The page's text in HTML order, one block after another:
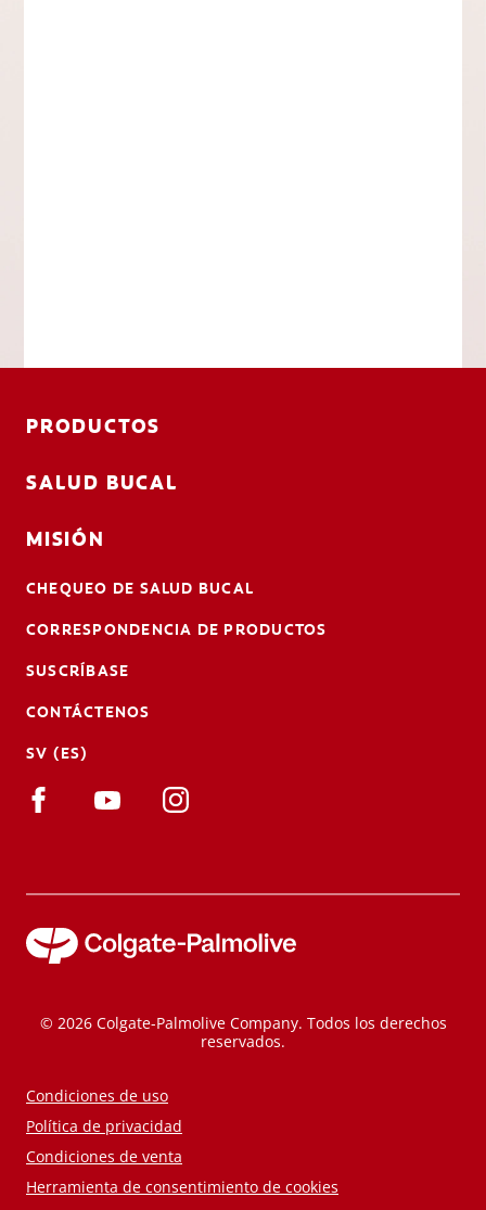
PRODUCTOS
SALUD BUCAL
MISIÓN
CHEQUEO DE SALUD BUCAL
CORRESPONDENCIA DE PRODUCTOS
SUSCRÍBASE
CONTÁCTENOS
SV (ES)
© 2026 Colgate-Palmolive Company. Todos los derechos
reservados.
Condiciones de uso
Política de privacidad
Condiciones de venta
Herramienta de consentimiento de cookies